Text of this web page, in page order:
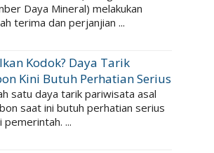
Daya Mineral) melakukan
terima dan perjanjian ...
Kodok? Daya Tarik
Kini Butuh Perhatian Serius
satu daya tarik pariwisata asal
saat ini butuh perhatian serius
pemerintah. ...